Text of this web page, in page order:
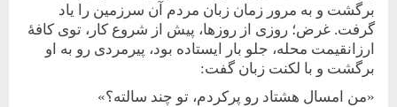
برگشت و به مرور زمان زبان مردم آن سرزمین را یاد
گرفت. غرض؛ روزی از روزها، پیش از شروع کار، توی کافۀ
ارزانقیمت محله، جلو بار ایستاده بود، پیرمردی رو به او
برگشت و با لکنت زبان گفت:
«من امسال هشتاد رو پرکردم، تو چند سالته؟»